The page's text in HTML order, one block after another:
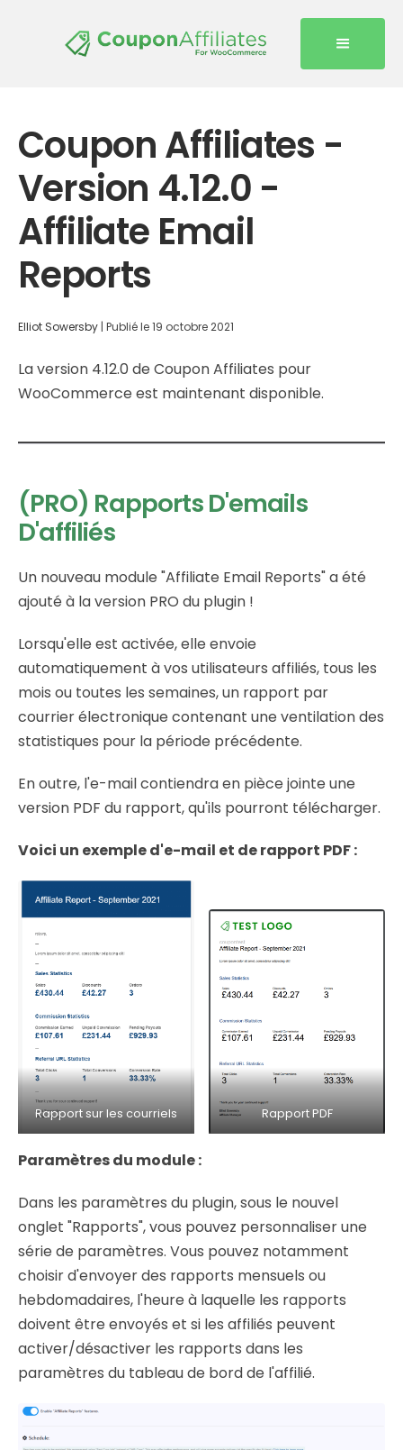
Coupon Affiliates -
Version 4.12.0 -
Affiliate Email
Reports
Elliot Sowersby | Publié le19 octobre 2021
La version 4.12.0 de Coupon Affiliates pour
WooCommerce est maintenant disponible.
(PRO) Rapports D'emails
D'affiliés
Un nouveau module "Affiliate Email Reports" a été
ajouté à la version PRO du plugin !
Lorsqu'elle est activée, elle envoie
automatiquement à vos utilisateurs affiliés, tous les
mois ou toutes les semaines, un rapport par
courrier électronique contenant une ventilation des
statistiques pour la période précédente.
En outre, l'e-mail contiendra en pièce jointe une
version PDF du rapport, qu'ils pourront télécharger.
Voici un exemple d'e-mail et de rapport PDF :
Rapport sur les courriels Rapport PDF
Paramètres du module :
Dans les paramètres du plugin, sous le nouvel
onglet "Rapports", vous pouvez personnaliser une
série de paramètres. Vous pouvez notamment
choisir d'envoyer des rapports mensuels ou
hebdomadaires, l'heure à laquelle les rapports
doivent être envoyés et si les affiliés peuvent
activer/désactiver les rapports dans les
paramètres du tableau de bord de l'affilié.